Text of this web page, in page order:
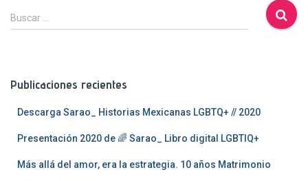
B
u
r
Buscar …
Publicaciones recientes
Descarga Sarao_ Historias Mexicanas LGBTQ+ // 2020
Presentación 2020 de 🌈 Sarao_ Libro digital LGBTIQ+
Más allá del amor, era la estrategia. 10 años Matrimonio